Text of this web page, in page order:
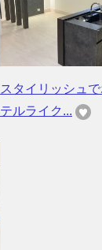
スタイリッシュ
テルライク...